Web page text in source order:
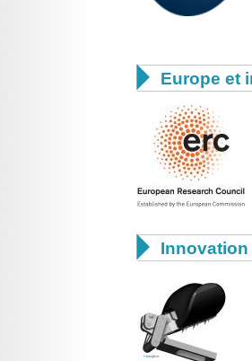
 Europe et
